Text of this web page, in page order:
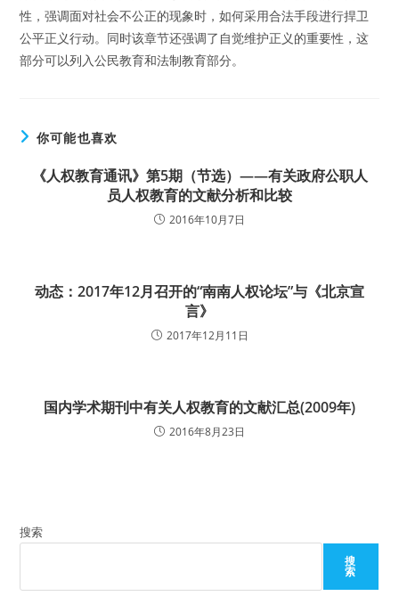
性，强调面对社会不公正的现象时，如何采用合法手段进行捍卫
公平正义行动。同时该章节还强调了自觉维护正义的重要性，这
部分可以列入公民教育和法制教育部分。
你可能也喜欢
《人权教育通讯》第5期（节选）——有关政府公职人
员人权教育的文献分析和比较
2016年10月7日
动态：2017年12月召开的“南南人权论坛”与《北京宣
言》
2017年12月11日
国内学术期刊中有关人权教育的文献汇总(2009年)
2016年8月23日
搜索
搜
索